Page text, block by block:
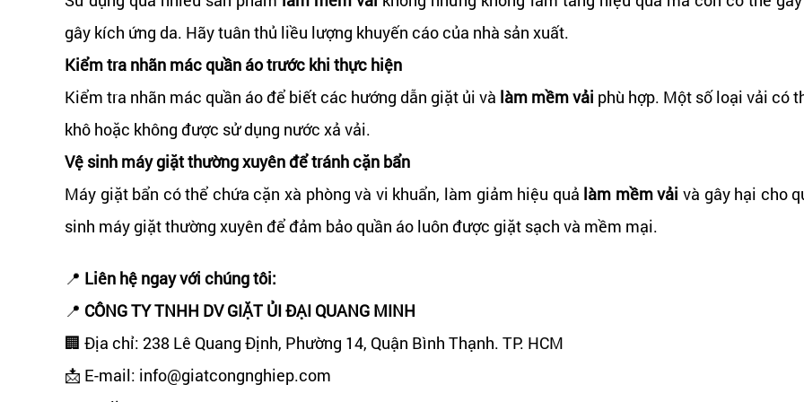
gây kích ứng da. Hãy tuân thủ liều lượng khuyến cáo của nhà sản xuất.
Kiểm tra nhãn mác quần áo trước khi thực hiện
Kiểm tra nhãn mác quần áo để biết các hướng dẫn giặt ủi và làm mềm vải phù hợp. Một số loại vải có
khô hoặc không được sử dụng nước xả vải.
Vệ sinh máy giặt thường xuyên để tránh cặn bẩn
Máy giặt bẩn có thể chứa cặn xà phòng và vi khuẩn, làm giảm hiệu quả làm mềm vải và gây hại cho
sinh máy giặt thường xuyên để đảm bảo quần áo luôn được giặt sạch và mềm mại.
📍 Liên hệ ngay với chúng tôi:
📍 CÔNG TY TNHH DV GIẶT ỦI ĐẠI QUANG MINH
🏢 Địa chỉ: 238 Lê Quang Định, Phường 14, Quận Bình Thạnh. TP. HCM
📩 E-mail: info@giatcongnghiep.com